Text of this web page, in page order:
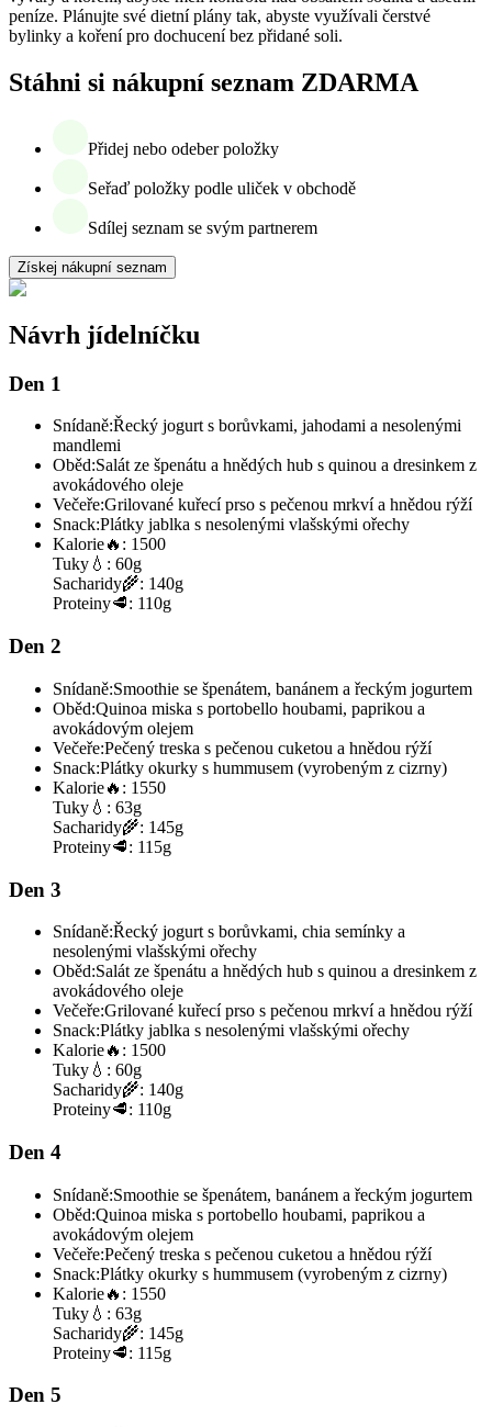
peníze. Plánujte své dietní plány tak, abyste využívali čerstvé
bylinky a koření pro dochucení bez přidané soli.
Stáhni si nákupní seznam ZDARMA
Přidej nebo odeber položky
Seřaď položky podle uliček v obchodě
Sdílej seznam se svým partnerem
Získej nákupní seznam
Návrh jídelníčku
Den 1
Snídaně:Řecký jogurt s borůvkami, jahodami a nesolenými
mandlemi
Oběd:Salát ze špenátu a hnědých hub s quinou a dresinkem z
avokádového oleje
Večeře:Grilované kuřecí prso s pečenou mrkví a hnědou rýží
Snack:Plátky jablka s nesolenými vlašskými ořechy
Kalorie🔥: 1500
Tuky 💧: 60g
Sacharidy🌾: 140g
Proteiny🥩: 110g
Den 2
Snídaně:Smoothie se špenátem, banánem a řeckým jogurtem
Oběd:Quinoa miska s portobello houbami, paprikou a
avokádovým olejem
Večeře:Pečený treska s pečenou cuketou a hnědou rýží
Snack:Plátky okurky s hummusem (vyrobeným z cizrny)
Kalorie🔥: 1550
Tuky 💧: 63g
Sacharidy🌾: 145g
Proteiny🥩: 115g
Den 3
Snídaně:Řecký jogurt s borůvkami, chia semínky a
nesolenými vlašskými ořechy
Oběd:Salát ze špenátu a hnědých hub s quinou a dresinkem z
avokádového oleje
Večeře:Grilované kuřecí prso s pečenou mrkví a hnědou rýží
Snack:Plátky jablka s nesolenými vlašskými ořechy
Kalorie🔥: 1500
Tuky 💧: 60g
Sacharidy🌾: 140g
Proteiny🥩: 110g
Den 4
Snídaně:Smoothie se špenátem, banánem a řeckým jogurtem
Oběd:Quinoa miska s portobello houbami, paprikou a
avokádovým olejem
Večeře:Pečený treska s pečenou cuketou a hnědou rýží
Snack:Plátky okurky s hummusem (vyrobeným z cizrny)
Kalorie🔥: 1550
Tuky 💧: 63g
Sacharidy🌾: 145g
Proteiny🥩: 115g
Den 5